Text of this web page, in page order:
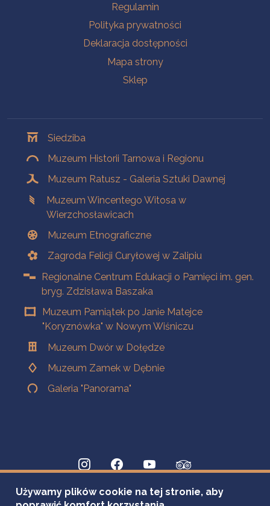
Regulamin
Polityka prywatności
Deklaracja dostępności
Mapa strony
Sklep
Siedziba
Muzeum Historii Tarnowa i Regionu
Muzeum Ratusz - Galeria Sztuki Dawnej
Muzeum Wincentego Witosa w
Wierzchosławicach
Muzeum Etnograficzne
Zagroda Felicji Curyłowej w Zalipiu
Regionalne Centrum Edukacji o Pamięci im. gen.
bryg. Zdzisława Baszaka
Muzeum Pamiątek po Janie Matejce
"Koryznówka" w Nowym Wiśniczu
Muzeum Dwór w Dołędze
Muzeum Zamek w Dębnie
Galeria "Panorama"
Używamy plików cookie na tej stronie, aby